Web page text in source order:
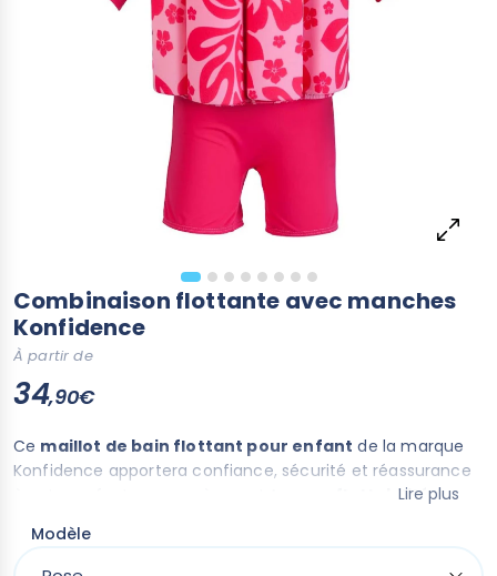
Combinaison flottante avec manches
Konfidence
À partir de
34,90€
Ce maillot de bain flottant pour enfant de la marque
Konfidence apportera confiance, sécurité et réassurance
flottabilitéLire plus
Modèle